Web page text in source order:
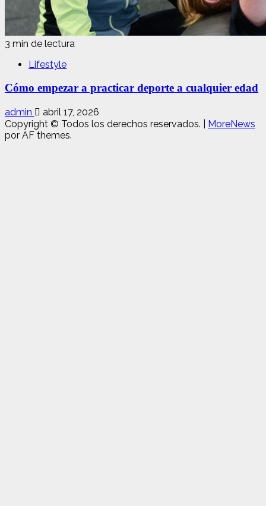
3 min de lectura
Lifestyle
Cómo empezar a practicar deporte a cualquier edad
admin
abril 17, 2026
Copyright © Todos los derechos reservados.
MoreNews
por AF themes.